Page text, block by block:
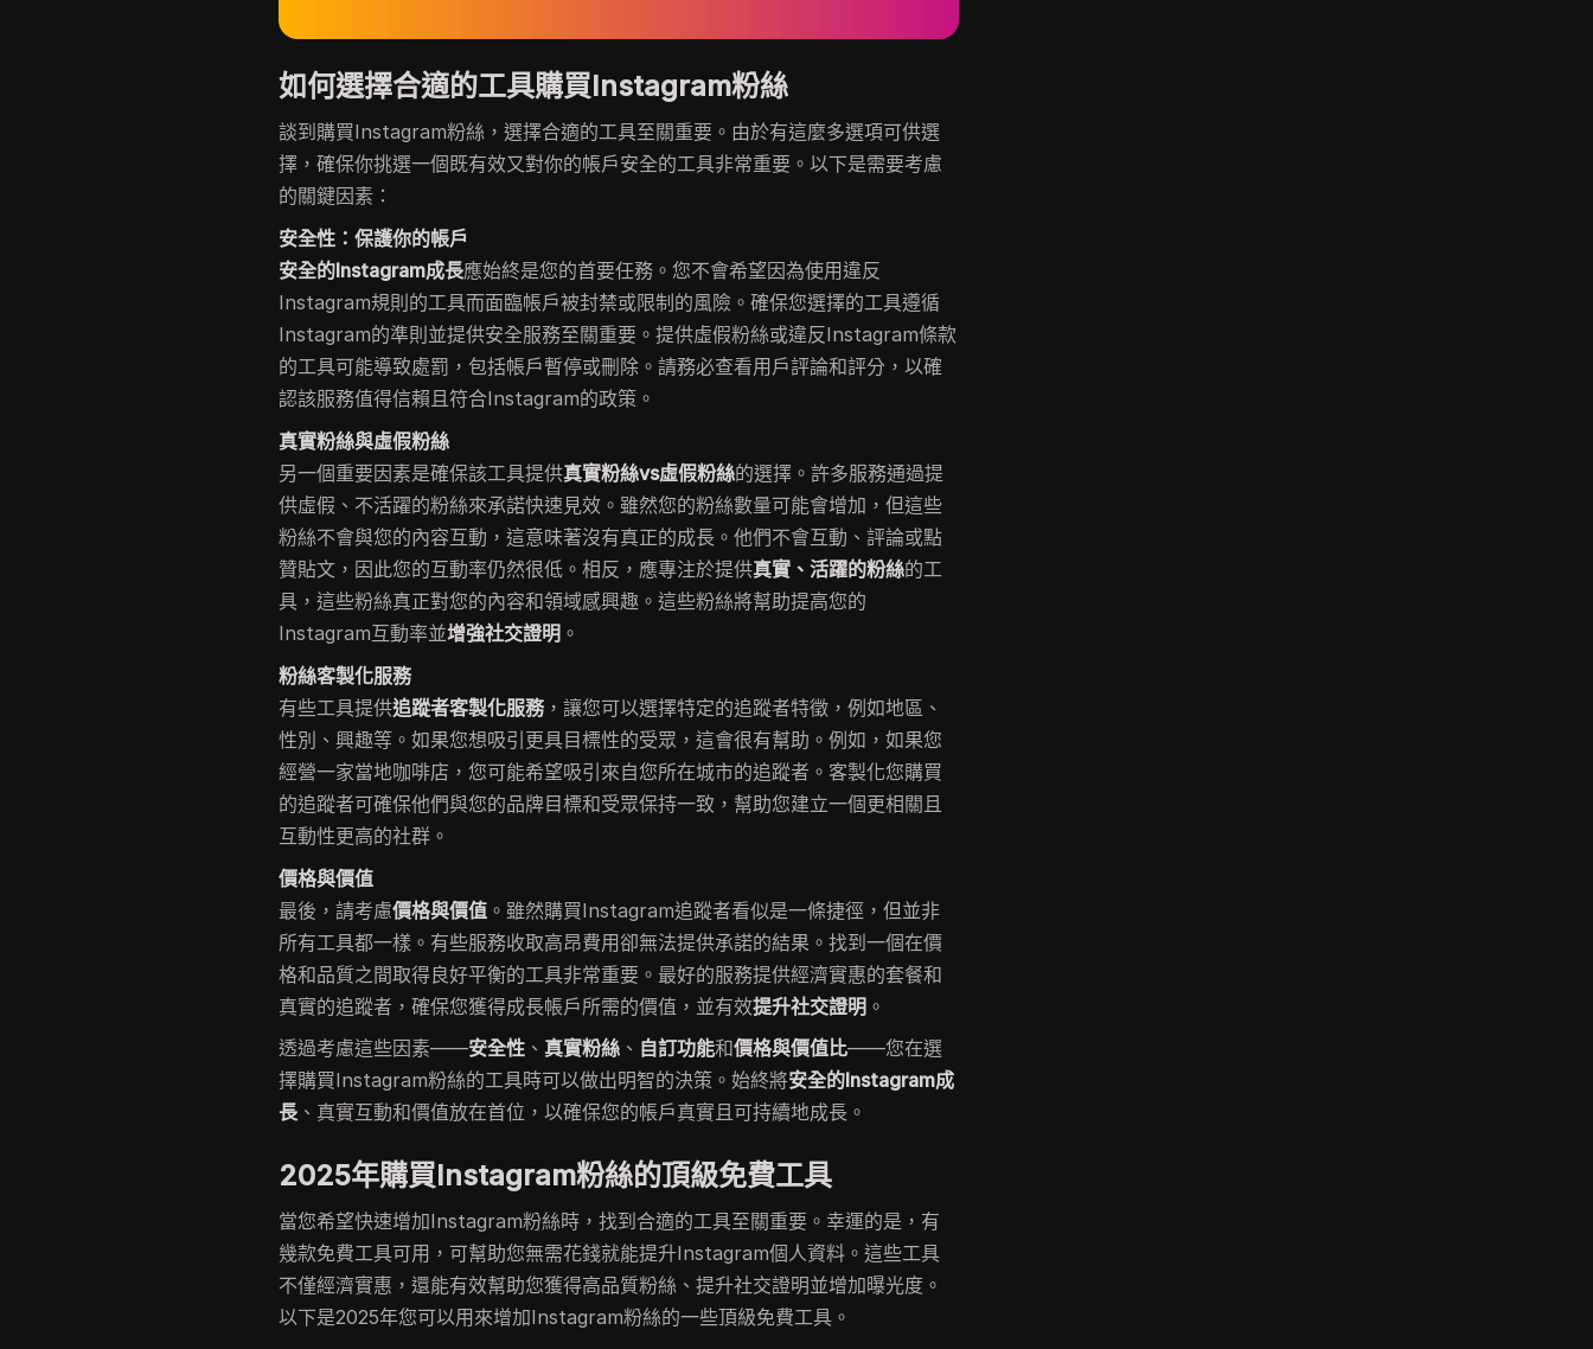
如何選擇合適的工具購買Instagram粉絲
談到購買Instagram粉絲，選擇合適的工具至關重要。由於有這麼多選項可供選
擇，確保你挑選一個既有效又對你的帳戶安全的工具非常重要。以下是需要考慮
的關鍵因素：
安全性：保護你的帳戶
安全的Instagram成長應始終是您的首要任務。您不會希望因為使用違反
Instagram規則的工具而面臨帳戶被封禁或限制的風險。確保您選擇的工具遵循
Instagram的準則並提供安全服務至關重要。提供虛假粉絲或違反Instagram條款
的工具可能導致處罰，包括帳戶暫停或刪除。請務必查看用戶評論和評分，以確
認該服務值得信賴且符合Instagram的政策。
真實粉絲與虛假粉絲
另一個重要因素是確保該工具提供真實粉絲vs虛假粉絲的選擇。許多服務通過提
供虛假、不活躍的粉絲來承諾快速見效。雖然您的粉絲數量可能會增加，但這些
粉絲不會與您的內容互動，這意味著沒有真正的成長。他們不會互動、評論或點
贊貼文，因此您的互動率仍然很低。相反，應專注於提供真實、活躍的粉絲的工
具，這些粉絲真正對您的內容和領域感興趣。這些粉絲將幫助提高您的
Instagram互動率並增強社交證明 。
粉絲客製化服務
有些工具提供追蹤者客製化服務，讓您可以選擇特定的追蹤者特徵，例如地區、
性別、興趣等。如果您想吸引更具目標性的受眾，這會很有幫助。例如，如果您
經營一家當地咖啡店，您可能希望吸引來自您所在城市的追蹤者。客製化您購買
的追蹤者可確保他們與您的品牌目標和受眾保持一致，幫助您建立一個更相關且
互動性更高的社群。
價格與價值
最後，請考慮價格與價值 。雖然購買Instagram追蹤者看似是一條捷徑，但並非
所有工具都一樣。有些服務收取高昂費用卻無法提供承諾的結果。找到一個在價
格和品質之間取得良好平衡的工具非常重要。最好的服務提供經濟實惠的套餐和
真實的追蹤者，確保您獲得成長帳戶所需的價值，並有效提升社交證明 。
透過考慮這些因素——安全性 、 真實粉絲 、 自訂功能和價格與價值比——您在選
擇購買Instagram粉絲的工具時可以做出明智的決策。始終將安全的Instagram成
長 、真實互動和價值放在首位，以確保您的帳戶真實且可持續地成長。
2025年購買Instagram粉絲的頂級免費工具
當您希望快速增加Instagram粉絲時，找到合適的工具至關重要。幸運的是，有
幾款免費工具可用，可幫助您無需花錢就能提升Instagram個人資料。這些工具
不僅經濟實惠，還能有效幫助您獲得高品質粉絲、提升社交證明並增加曝光度。
以下是2025年您可以用來增加Instagram粉絲的一些頂級免費工具。